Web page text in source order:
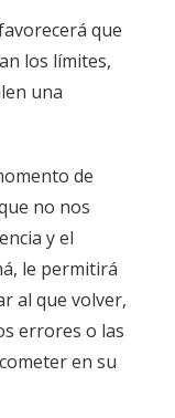
que
los límites,
una
de
no nos
y el
le permitirá
al que volver,
errores o las
en su